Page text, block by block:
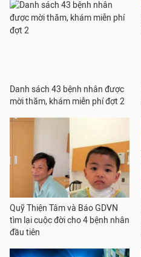
Danh sách 43 bệnh nhân được
mời thăm, khám miễn phí đợt 2
Quỹ Thiện Tâm và Báo GDVN
tìm lại cuộc đời cho 4 bệnh nhân
đầu tiên